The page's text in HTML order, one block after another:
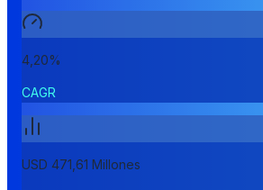
4,20%
CAGR
USD 471,61 Millones